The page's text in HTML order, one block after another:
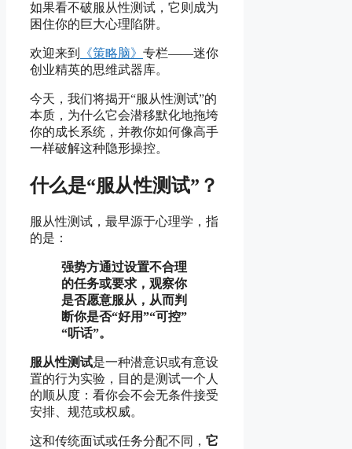
如果看不破服从性测试，它则成为
困住你的巨大心理陷阱。
欢迎来到 《策略脑》 专栏——迷你
创业精英的思维武器库。
今天，我们将揭开“服从性测试”的
本质，为什么它会潜移默化地拖垮
你的成长系统，并教你如何像高手
一样破解这种隐形操控。
什么是“服从性测试”？
服从性测试，最早源于心理学，指
的是：
强势方通过设置不合理
的任务或要求，观察你
是否愿意服从，从而判
断你是否“好用”“可控”
“听话”。
服从性测试是一种潜意识或有意设
置的行为实验，目的是测试一个人
的顺从度：看你会不会无条件接受
安排、规范或权威。
这和传统面试或任务分配不同， 它